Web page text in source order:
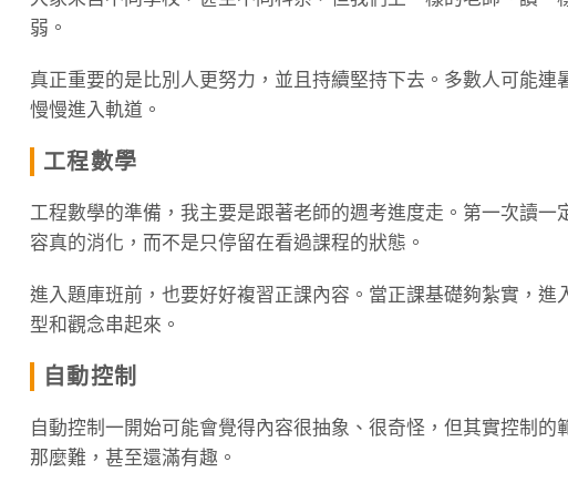
弱。
真正重要的是比別人更努力，並且持續堅持下去。多數人可能
慢慢進入軌道。
工程數學
工程數學的準備，我主要是跟著老師的週考進度走。第一次讀
容真的消化，而不是只停留在看過課程的狀態。
進入題庫班前，也要好好複習正課內容。當正課基礎夠紮實，
型和觀念串起來。
自動控制
自動控制一開始可能會覺得內容很抽象、很奇怪，但其實控制
那麼難，甚至還滿有趣。